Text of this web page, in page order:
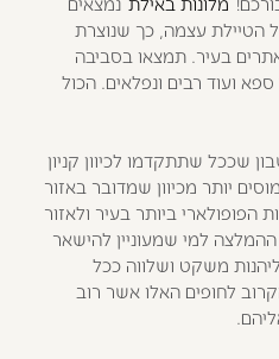
הטיילת עצמה, כך שנוצרת
בעיר. תמצאו בסביבה
ועוד רבים ונפלאים. הכול
שככל שתתקדמו לכיוון קניון
יותר מכיוון שמדובר באזור
ביותר בעיר ולאזור
למי שמעוניין להישאר
משקט ושלווה ככל
לחופים האלו אשר רוב